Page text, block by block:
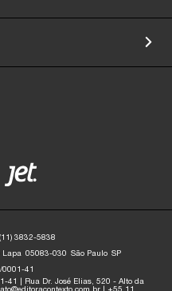
(11) 3832-5838
Lapa 05083-030 São Paulo SP
41
41 | Rua Dr. José Elias, 520 - Alto da